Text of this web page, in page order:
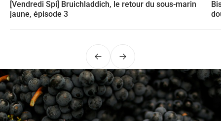
[Vendredi Spi] Bruichladdich, le retour du sous-marin
jaune, épisode 3
PrécédentSuivant